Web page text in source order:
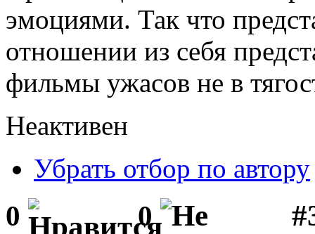
эмоциями. Так что
отношении из себя
фильмы ужасов не в
Неактивен
Убрать отбор по автору
0 0